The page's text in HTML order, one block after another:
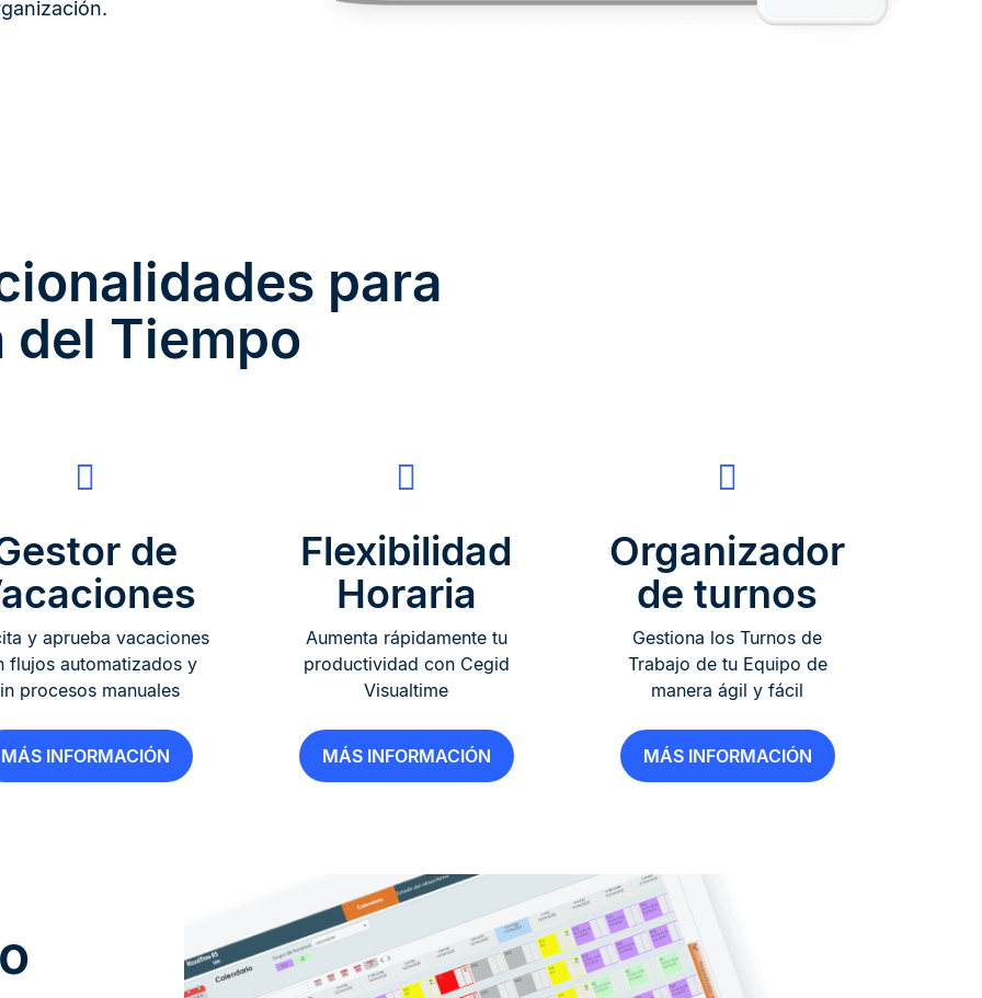
para
del Tiempo
de
y aprueba vacaciones
flujos automatizados y
procesos manuales
MÁS INFORMACIÓN
Flexibilidad
Horaria
Aumenta rápidamente tu
productividad con Cegid
Visualtime
MÁS INFORMACIÓN
Organizador
de turnos
Gestiona los Turnos de
Trabajo de tu Equipo de
manera ágil y fácil
MÁS INFORMACIÓN